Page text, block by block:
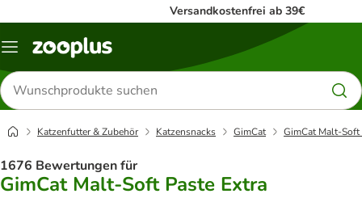
Versandkostenfrei ab 39€
Menü
Produkte
suchen
Katzenfutter & Zubehör Katzensnacks GimCat GimCat Malt-Soft
1676 Bewertungen für
GimCat Malt-Soft Paste Extra